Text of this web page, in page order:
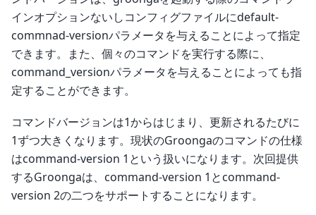
インオプションないしコンフィグファイルにdefault-
commnad-versionパラメータを与えることによって指定
できます。また、個々のコマンドを実行する際に、
command_versionパラメータを与えることによっても指
定することができます。
コマンドバージョンは1からはじまり、更新されるたびに
1ずつ大きくなります。現状のGroongaのコマンドの仕様
はcommand-version 1という扱いになります。次回提供
するGroongaは、command-version 1とcommand-
version 2の二つをサポートすることになります。